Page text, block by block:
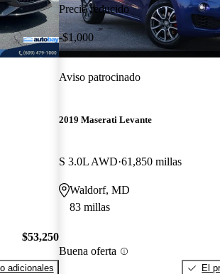
$53,250
adicionales
Precio reducido
-$1,000
Aviso patrocinado
2019 Maserati Levante
S 3.0L AWD 61,850 millas
Waldorf, MD
83 millas
Buena oferta
El